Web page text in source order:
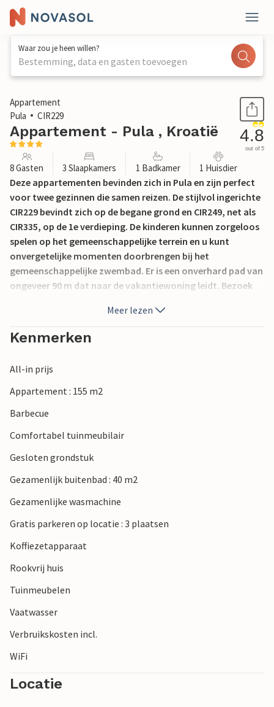
Waar zou je heen willen?
Bestemming, data en gasten toevoegen
1 / 33
Appartement
Pula
CIR229
Appartement - Pula , Kroatië 4.8
out of 5
8 Gasten 3 Slaapkamers 1 Badkamer 1 Huisdier
Deze appartementen bevinden zich in Pula en zijn perfect
voor twee gezinnen die samen reizen. De stijlvol ingerichte
CIR229 bevindt zich op de begane grond en CIR249, net als
CIR335, op de 1e verdieping. De kinderen kunnen zorgeloos
spelen op het gemeenschappelijke terrein en u kunt
onvergetelijke momenten doorbrengen bij het
gemeenschappelijke zwembad. Er is een onverhard pad van
ongeveer 90 m dat naar de vakantiewoning leidt. Bezoek
Romeinse tijd troont. Mis de culinaire aanbiedingen niet en
probeer verschillende visspecialiteiten.
Meer lezen
Kenmerken
All-in prijs
Appartement : 155 m2
Barbecue
Comfortabel tuinmeubilair
Gesloten grondstuk
Gezamenlijk buitenbad : 40 m2
Gezamenlijke wasmachine
Gratis parkeren op locatie : 3 plaatsen
Koffiezetapparaat
Rookvrij huis
Tuinmeubelen
Vaatwasser
Verbruikskosten incl.
WiFi
Locatie